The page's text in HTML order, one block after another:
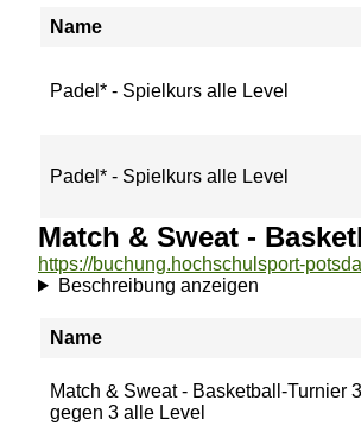
Name
Padel* - Spielkurs alle Level
Padel* - Spielkurs alle Level
Match & Sweat -
Beschreibung anzeigen
Name
Match & Sweat - Basketball-Turnier 3
gegen 3 alle Level